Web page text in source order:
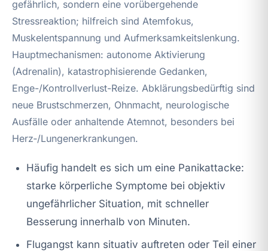
gefährlich, sondern eine vorübergehende
Stressreaktion; hilfreich sind Atemfokus,
Muskelentspannung und Aufmerksamkeitslenkung.
Hauptmechanismen: autonome Aktivierung
(Adrenalin), katastrophisierende Gedanken,
Enge-/Kontrollverlust-Reize. Abklärungsbedürftig sind
neue Brustschmerzen, Ohnmacht, neurologische
Ausfälle oder anhaltende Atemnot, besonders bei
Herz‑/Lungenerkrankungen.
Häufig handelt es sich um eine Panikattacke:
starke körperliche Symptome bei objektiv
ungefährlicher Situation, mit schneller
Besserung innerhalb von Minuten.
Flugangst kann situativ auftreten oder Teil einer